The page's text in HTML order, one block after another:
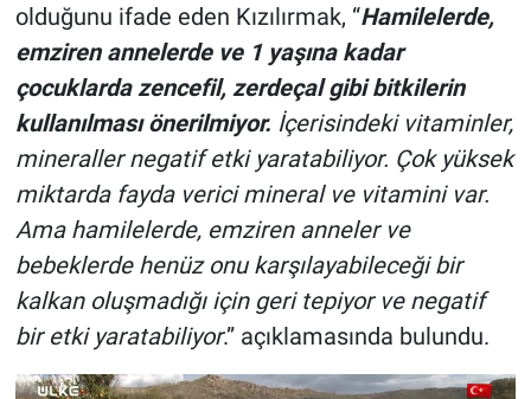
olduğunu ifade eden Kızılırmak, “Hamilelerde,
emziren annelerde ve 1 yaşına kadar
çocuklarda zencefil, zerdeçal gibi bitkilerin
kullanılması önerilmiyor. İçerisindeki vitaminler,
mineraller negatif etki yaratabiliyor. Çok yüksek
miktarda fayda verici mineral ve vitamini var.
Ama hamilelerde, emziren anneler ve
bebeklerde henüz onu karşılayabileceği bir
kalkan oluşmadığı için geri tepiyor ve negatif
bir etki yaratabiliyor.” açıklamasında bulundu.